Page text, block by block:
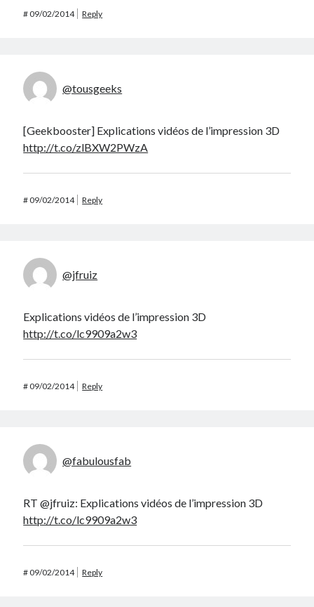
#09/02/2014 Reply
@tousgeeks
[Geekbooster] Explications vidéos de l’impression 3D
http://t.co/zlBXW2PWzA
#09/02/2014 Reply
@jfruiz
Explications vidéos de l’impression 3D
http://t.co/lc9909a2w3
#09/02/2014 Reply
@fabulousfab
RT @jfruiz: Explications vidéos de l’impression 3D
http://t.co/lc9909a2w3
#09/02/2014 Reply